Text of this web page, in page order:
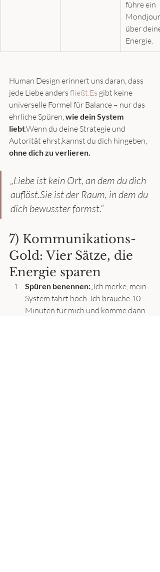
führe ein
über deine
Energie.
Human Design erinnert uns daran, dass
jede Liebe anders fließt.Es gibt keine
universelle Formel für Balance – nur das
ehrliche Spüren, wie dein System
liebt.Wenn du deine Strategie und
Autorität ehrst,kannst du dich hingeben,
ohne dich zu verlieren.
„Liebe ist kein Ort, an dem du dich
auflöst.Sie ist der Raum, in dem du
dich bewusster formst.“
7) Kommunikations-
Gold: Vier Sätze, die
Energie sparen
Spüren benennen:„Ich merke, mein
System fährt hoch. Ich brauche 10
Minuten für mich und komme dann